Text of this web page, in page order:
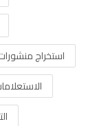
استخراج